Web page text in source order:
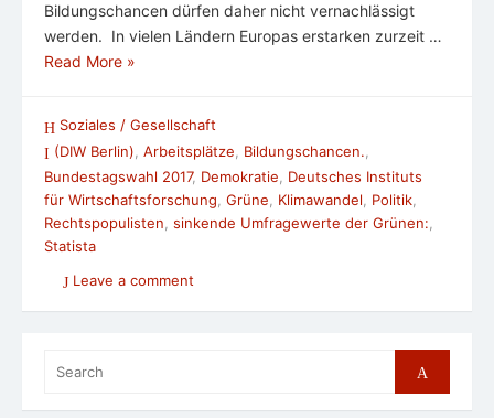
Bildungschancen dürfen daher nicht vernachlässigt
werden. In vielen Ländern Europas erstarken zurzeit …
Read More »
Soziales / Gesellschaft
(DIW Berlin) Arbeitsplätze Bildungschancen.
Bundestagswahl 2017, Demokratie
Deutsches Instituts
für Wirtschaftsforschung Grüne Klimawandel Politik
Rechtspopulisten sinkende Umfragewerte der Grünen:
Statista
Leave a comment
for:
Search